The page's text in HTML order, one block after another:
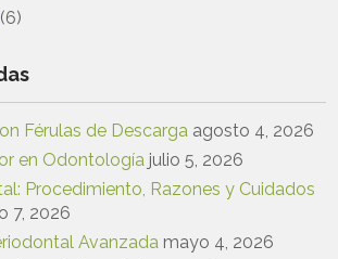
(6)
Férulas de Descarga agosto 4, 2026
en Odontología julio 5, 2026
Procedimiento, Razones y Cuidados
7, 2026
Avanzada mayo 4, 2026